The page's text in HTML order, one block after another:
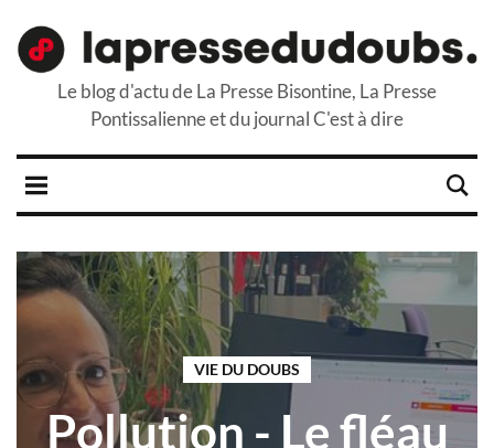
Le blog d'actu de La Presse Bisontine, La Presse
Pontissalienne et du journal C'est à dire
VIE DU DOUBS
Pollution - Le fléau